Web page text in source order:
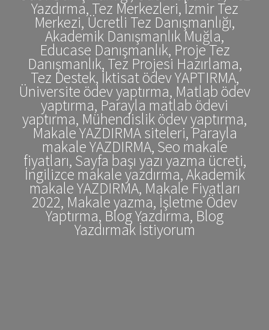
Yazdırma, Tez Merkezleri, İzmir Tez
Merkezi, Ücretli Tez Danışmanlığı,
Akademik Danışmanlık Muğla,
Educase Danışmanlık, Proje Tez
Danışmanlık, Tez Projesi Hazırlama,
Tez Destek, İktisat ödev YAPTIRMA,
Üniversite ödev yaptırma, Matlab ödev
yaptırma, Parayla matlab ödevi
yaptırma, Mühendislik ödev yaptırma,
Makale YAZDIRMA siteleri, Parayla
makale YAZDIRMA, Seo makale
fiyatları, Sayfa başı yazı yazma ücreti,
İngilizce makale yazdırma, Akademik
makale YAZDIRMA, Makale Fiyatları
2022, Makale yazma, İşletme Ödev
Yaptırma, Blog Yazdırma, Blog
Yazdırmak İstiyorum